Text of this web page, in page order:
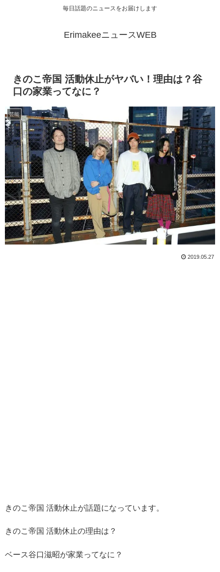
毎日話題のニュースをお届けします
ErimakeeニュースWEB
きのこ帝国 活動休止がヤバい！理由は？谷
口の家業ってなに？
芸能
2019.05.27
きのこ帝国 活動休止が話題になっています。
きのこ帝国 活動休止の理由は？
ベース谷口滋昭が家業ってなに？